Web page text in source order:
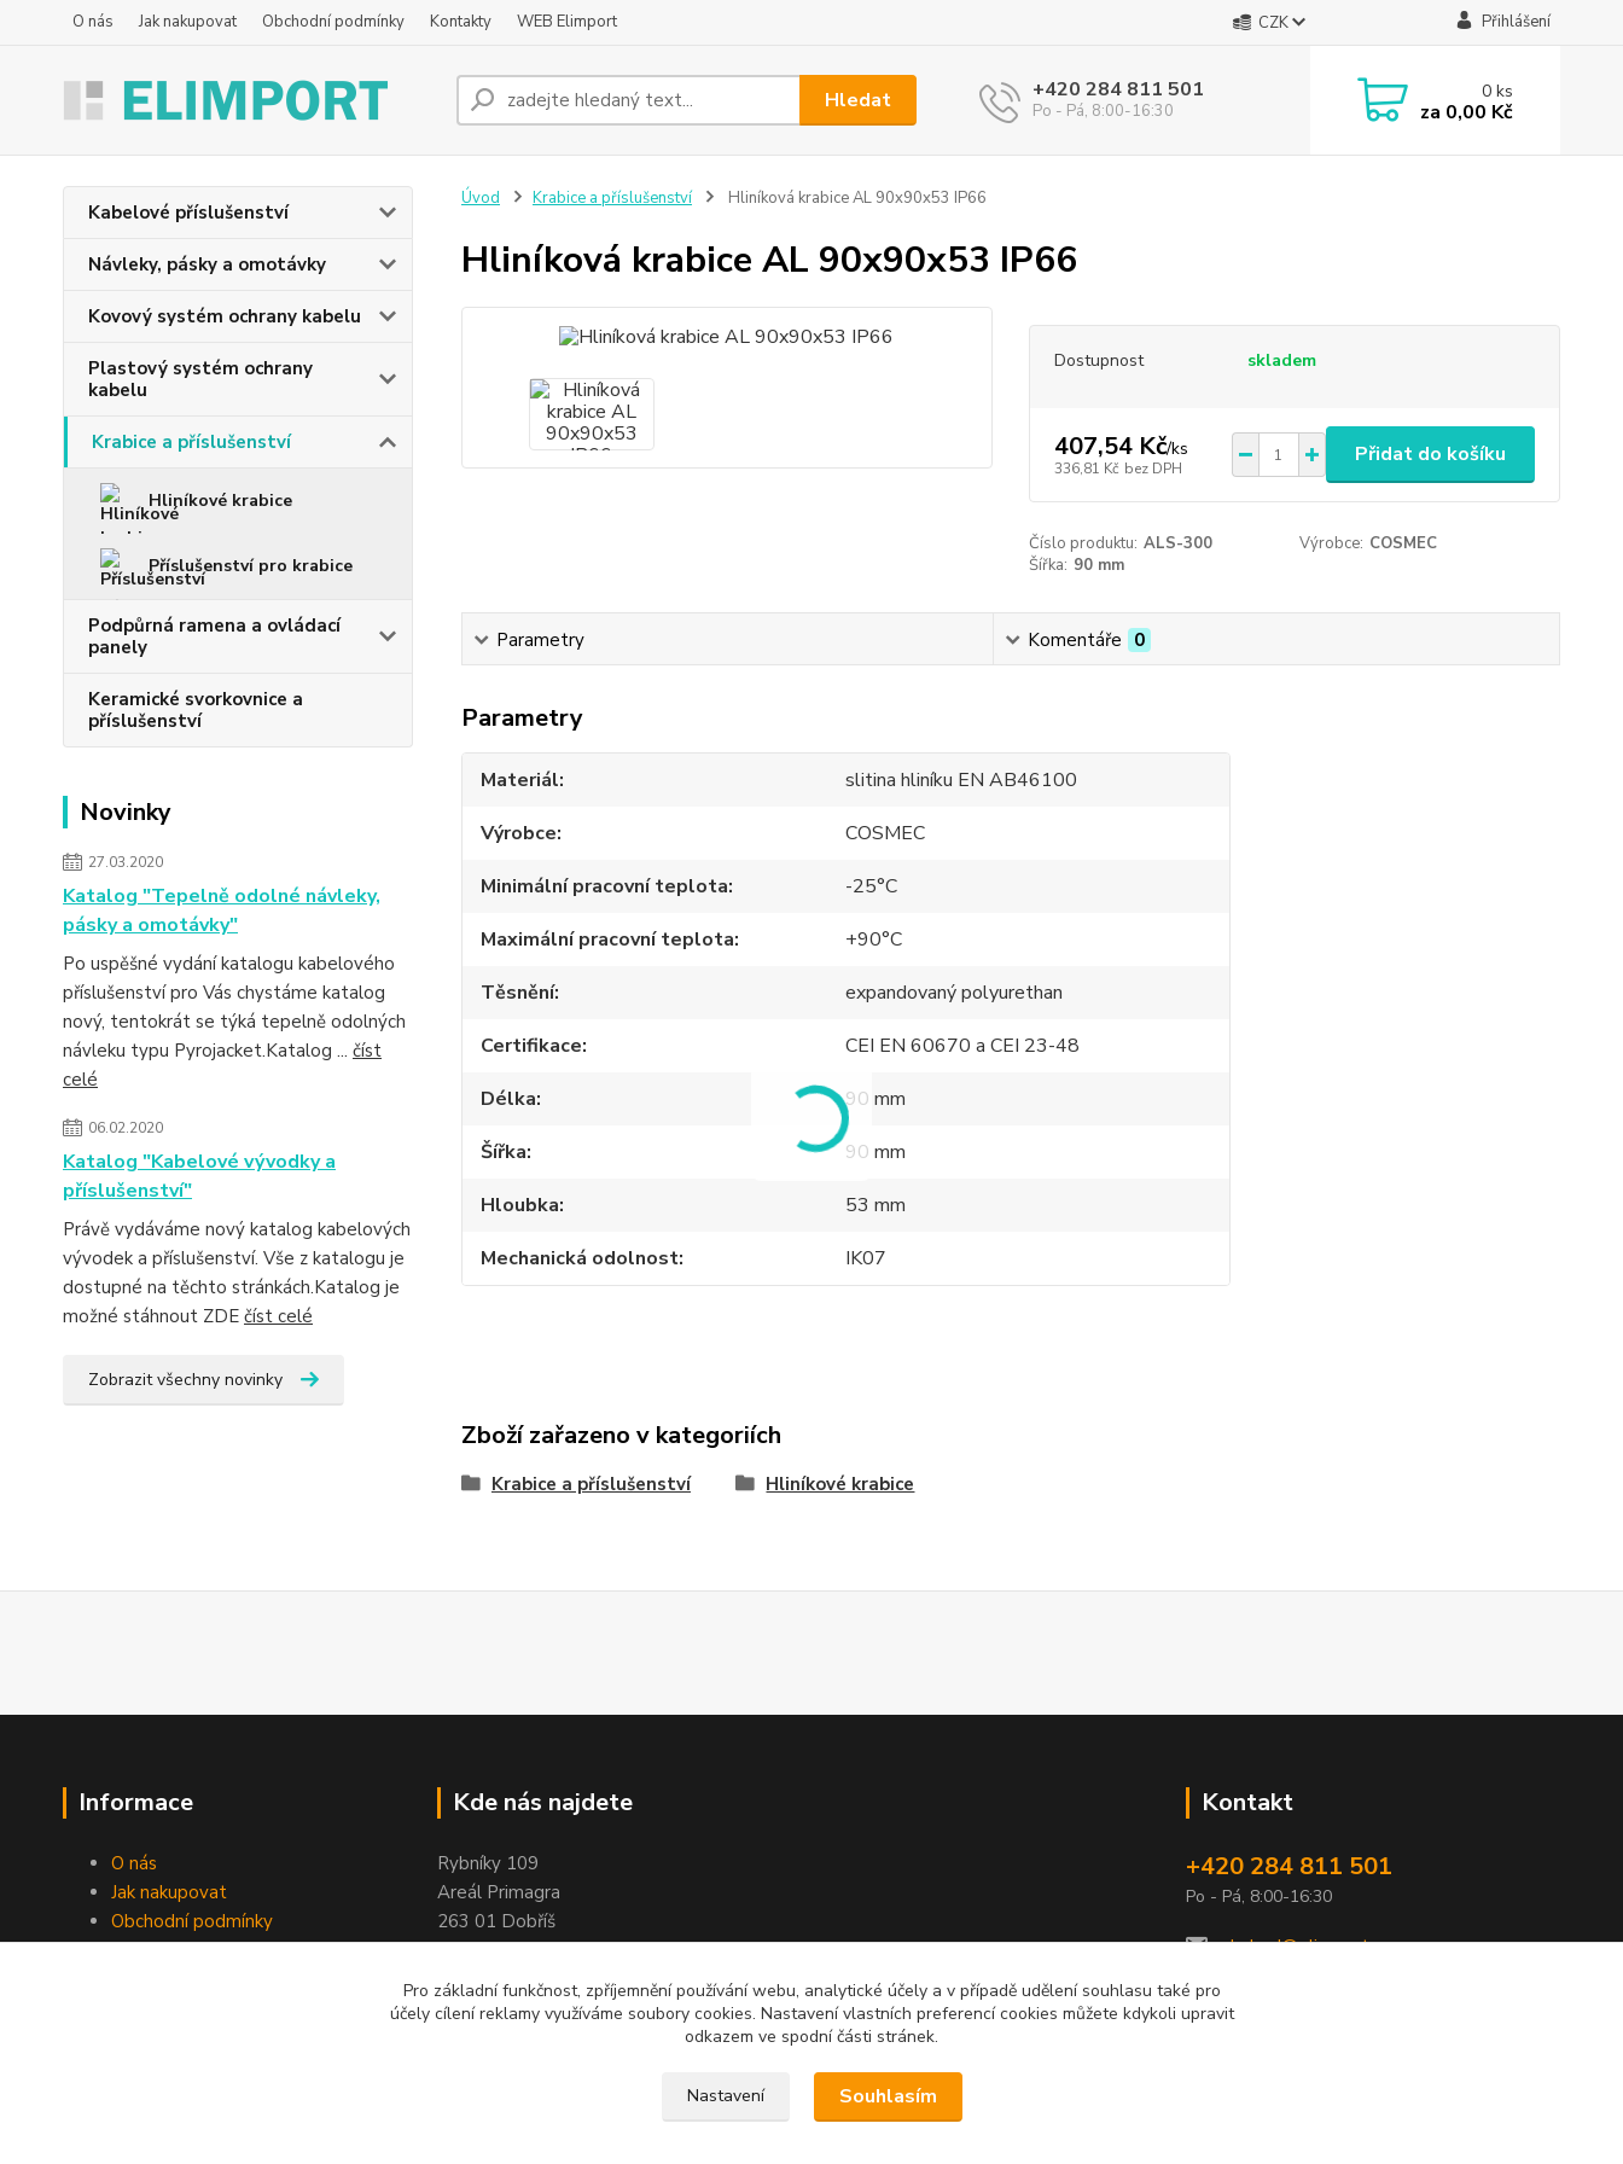
O nás Jak nakupovat Obchodní podmínky Kontakty WEB Elimport CZK Přihlášení
Hledat +420 284 811 501
Po - Pá, 8:00-16:30
0ks
za 0,00 Kč
Kabelové příslušenství
Návleky, pásky a omotávky
Kovový systém ochrany kabelu
Plastový systém ochrany
kabelu
Krabice a příslušenství
Hliníkové krabice
Příslušenství pro krabice
Podpůrná ramena a ovládací
panely
Keramické svorkovnice a
příslušenství
Novinky
27.03.2020
Katalog "Tepelně odolné návleky,
pásky a omotávky"
Po uspěšné vydání katalogu kabelového
příslušenství pro Vás chystáme katalog
nový, tentokrát se týká tepelně odolných
návleku typu Pyrojacket.Katalog ... číst
celé
06.02.2020
Katalog "Kabelové vývodky a
příslušenství"
Právě vydáváme nový katalog kabelových
vývodek a příslušenství. Vše z katalogu je
dostupné na těchto stránkách.Katalog je
možné stáhnout ZDE číst celé
Zobrazit všechny novinky
Úvod Krabice a příslušenství Hliníková krabice AL 90x90x53 IP66
Hliníková krabice AL 90x90x53 IP66
Dostupnost skladem
407,54 Kč/ks
336,81 Kč bez DPH
Přidat do košíku
Číslo produktu: ALS-300 Výrobce: COSMEC
Šířka: 90 mm
Parametry Komentáře 0
Parametry
Materiál
slitina hliníku EN AB46100
Výrobce
COSMEC
Minimální pracovní teplota
-25°C
Maximální pracovní teplota
+90°C
Těsnění
expandovaný polyurethan
Certifikace
CEI EN 60670 a CEI 23-48
Délka
90 mm
Šířka
90 mm
Hloubka
53 mm
Mechanická odolnost
IK07
Zboží zařazeno v kategoriích
Krabice a příslušenství Hliníkové krabice
Informace
O nás
Jak nakupovat
Obchodní podmínky
Kontakty
Kde nás najdete
Rybníky 109
Areál Primagra
263 01 Dobříš
Kontakt
+420 284 811 501
Po - Pá, 8:00-16:30
obchod@elimport.cz
Pro základní funkčnost, zpříjemnění používání webu, analytické účely a v případě udělení souhlasu také pro
účely cílení reklamy využíváme soubory cookies. Nastavení vlastních preferencí cookies můžete kdykoli upravit
odkazem ve spodní části stránek.
Nastavení Souhlasím